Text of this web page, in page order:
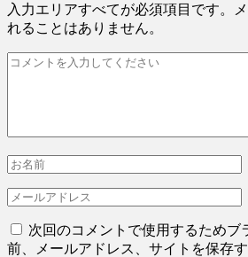
入力エリアすべてが必須項目です。
れることはありません。
次回のコメントで使用するためブ
前、メールアドレス、サイトを保存す